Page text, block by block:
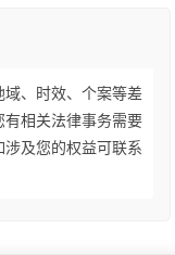
、时效、个案等差
相关法律事务需要
及您的权益可联系